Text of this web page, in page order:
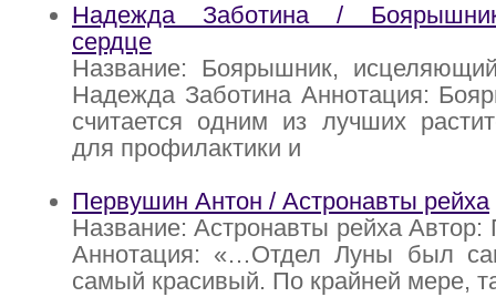
Надежда Заботина /
сердце
Название: Боярышник,
Надежда Заботина Аннотация:
считается одним из лучших
для профилактики и
Первушин Антон / Астронавты рейха
Название: Астронавты рейха
Аннотация: «…Отдел Луны был
самый красивый. По крайней мере,